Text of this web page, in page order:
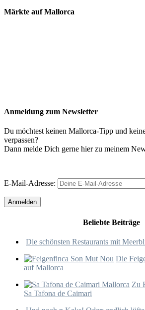
Märkte auf Mallorca
Anmeldung zum Newsletter
Du möchtest keinen Mallorca-Tipp und
verpassen?
Dann melde Dich gerne hier zu meinem
E-Mail-Adresse:
Beliebte Beiträge
Die schönsten Restaurants mit
Die
auf Mallorca
Zu
Sa Tafona de Caimari